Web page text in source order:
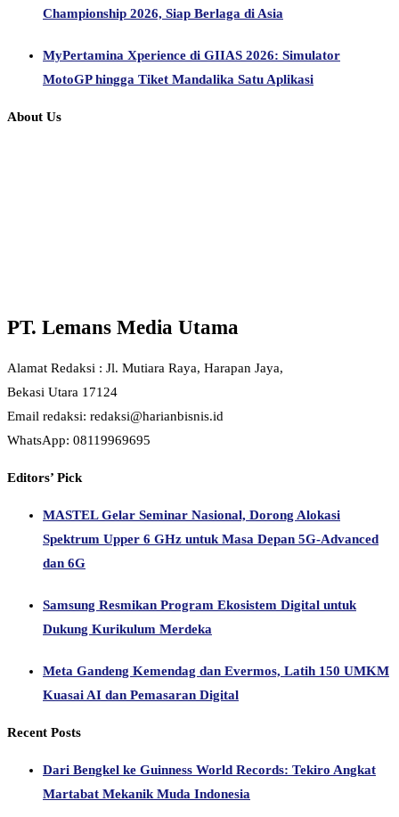
Championship 2026, Siap Berlaga di Asia
MyPertamina Xperience di GIIAS 2026: Simulator
MotoGP hingga Tiket Mandalika Satu Aplikasi
About Us
PT. Lemans Media Utama
Alamat Redaksi : Jl. Mutiara Raya, Harapan Jaya,
Bekasi Utara 17124
Email redaksi: redaksi@harianbisnis.id
WhatsApp: 08119969695
Editors’ Pick
MASTEL Gelar Seminar Nasional, Dorong Alokasi
Spektrum Upper 6 GHz untuk Masa Depan 5G-Advanced
dan 6G
Samsung Resmikan Program Ekosistem Digital untuk
Dukung Kurikulum Merdeka
Meta Gandeng Kemendag dan Evermos, Latih 150 UMKM
Kuasai AI dan Pemasaran Digital
Recent Posts
Dari Bengkel ke Guinness World Records: Tekiro Angkat
Martabat Mekanik Muda Indonesia